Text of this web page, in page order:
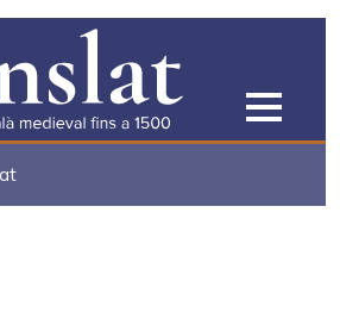
Vés al contingut